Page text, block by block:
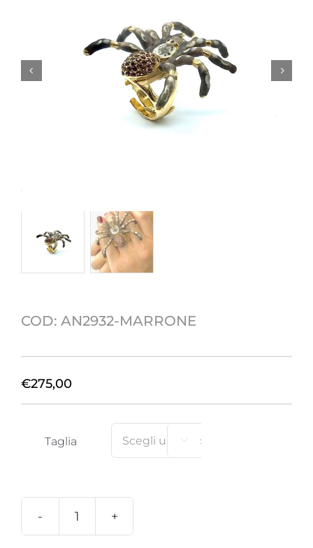
Orecchini
Cinture
A.B.
Collezioni
Home
COD: AN2932-MARRONE
€275,00
Taglia 